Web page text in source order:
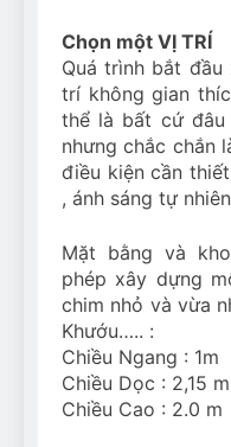
Chọn một VỊ TRÍ
Quá trình bắt
trí không gian
thể là bất cứ
nhưng chắc chắn
điều kiện cần
, ánh sáng tự
Mặt bằng và
phép xây dựng
chim nhỏ và vừa
Khướu….. :
Chiều Ngang : 1m
Chiều Dọc : 2,15 m
Chiều Cao : 2.0 m